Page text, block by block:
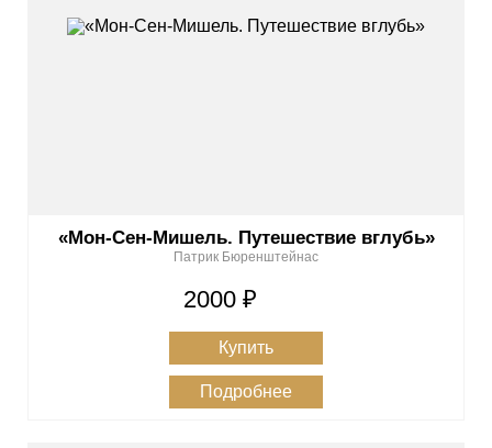
«Мон-Сен-Мишель. Путешествие вглубь»
Патрик Бюренштейнас
2000 ₽
Купить
Подробнее